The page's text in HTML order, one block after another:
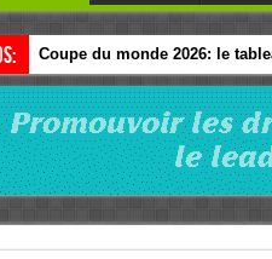
Coupe du monde 2026: le
Esclavage: à Accra, l’Afrique